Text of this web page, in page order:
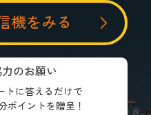
機をみる
のお願い
トに答えるだけで
ポイントを贈呈！